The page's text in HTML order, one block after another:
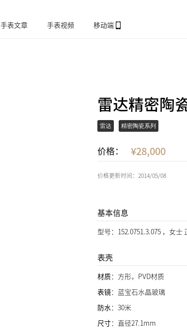
手表文章 手表视频 移动端
雷达精密陶
雷达 精密陶瓷系列
价格： 28,000
价格更新时间：2014/05/08
基本信息
型号：152.0751.3.075 ，女士
表壳
材质：方形，PVD材质
表镜：蓝宝石水晶玻璃
防水：30米
尺寸：直径27.1mm